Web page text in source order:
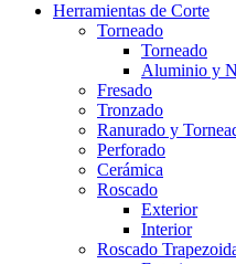
Herramientas de Corte
Torneado
Torneado
Aluminio y
Fresado
Tronzado
Ranurado y
Perforado
Cerámica
Roscado
Exterior
Interior
Roscado